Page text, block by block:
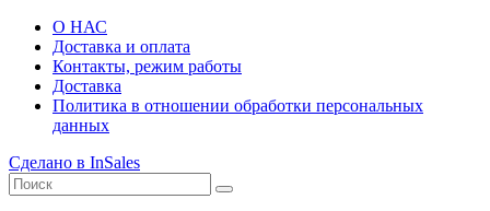
О НАС
Доставка и оплата
Контакты, режим работы
Доставка
Политика в отношении обработки персональных
данных
Сделано в InSales